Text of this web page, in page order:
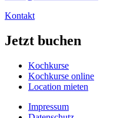
Kontakt
Jetzt buchen
Kochkurse
Kochkurse online
Location mieten
Impressum